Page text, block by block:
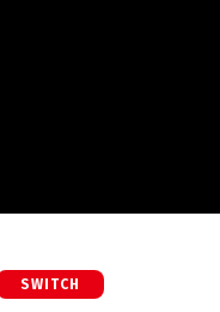
SWITCH